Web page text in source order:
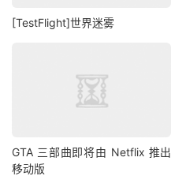
[TestFlight]世界迷雾
GTA 三部曲即将由 Netflix 推出
移动版